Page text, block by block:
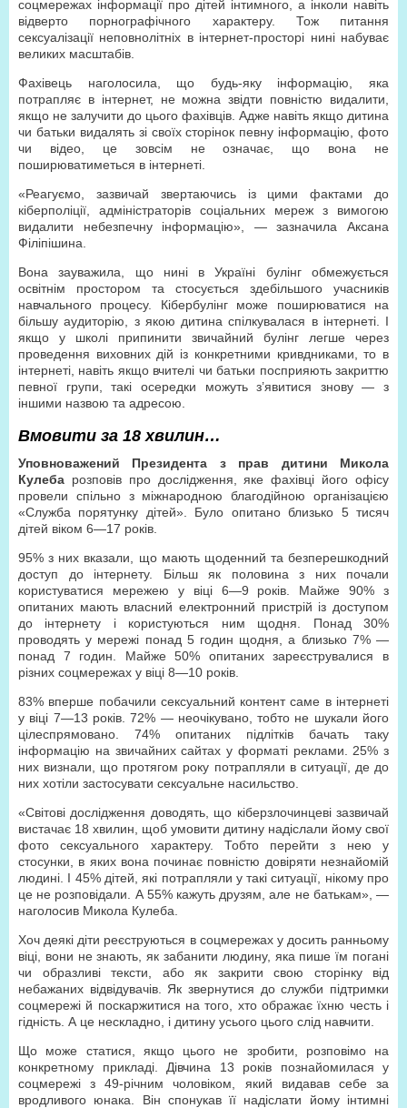
соцмережах інформації про дітей інтимного, а інколи навіть
відверто порнографічного характеру. Тож питання
сексуалізації неповнолітніх в інтернет-просторі нині набуває
великих масштабів.
Фахівець наголосила, що будь-яку інформацію, яка
потрапляє в інтернет, не можна звідти повністю видалити,
якщо не залучити до цього фахівців. Адже навіть якщо дитина
чи батьки видалять зі своїх сторінок певну інформацію, фото
чи відео, це зовсім не означає, що вона не
поширюватиметься в інтернеті.
«Реагуємо, зазвичай звертаючись із цими фактами до
кіберполіції, адміністраторів соціальних мереж з вимогою
видалити небезпечну інформацію», — зазначила Аксана
Філіпішина.
Вона зауважила, що нині в Україні булінг обмежується
освітнім простором та стосується здебільшого учасників
навчального процесу. Кібербулінг може поширюватися на
більшу аудиторію, з якою дитина спілкувалася в інтернеті. І
якщо у школі припинити звичайний булінг легше через
проведення виховних дій із конкретними кривдниками, то в
інтернеті, навіть якщо вчителі чи батьки посприяють закриттю
певної групи, такі осередки можуть з’явитися знову — з
іншими назвою та адресою.
Вмовити за 18 хвилин…
Уповноважений Президента з прав дитини Микола
Кулеба розповів про дослідження, яке фахівці його офісу
провели спільно з міжнародною благодійною організацією
«Служба порятунку дітей». Було опитано близько 5 тисяч
дітей віком 6—17 років.
95% з них вказали, що мають щоденний та безперешкодний
доступ до інтернету. Більш як половина з них почали
користуватися мережею у віці 6—9 років. Майже 90% з
опитаних мають власний електронний пристрій із доступом
до інтернету і користуються ним щодня. Понад 30%
проводять у мережі понад 5 годин щодня, а близько 7% —
понад 7 годин. Майже 50% опитаних зареєструвалися в
різних соцмережах у віці 8—10 років.
83% вперше побачили сексуальний контент саме в інтернеті
у віці 7—13 років. 72% — неочікувано, тобто не шукали його
цілеспрямовано. 74% опитаних підлітків бачать таку
інформацію на звичайних сайтах у форматі реклами. 25% з
них визнали, що протягом року потрапляли в ситуації, де до
них хотіли застосувати сексуальне насильство.
«Світові дослідження доводять, що кіберзлочинцеві зазвичай
вистачає 18 хвилин, щоб умовити дитину надіслали йому свої
фото сексуального характеру. Тобто перейти з нею у
стосунки, в яких вона починає повністю довіряти незнайомій
людині. І 45% дітей, які потрапляли у такі ситуації, нікому про
це не розповідали. А 55% кажуть друзям, але не батькам», —
наголосив Микола Кулеба.
Хоч деякі діти реєструються в соцмережах у досить ранньому
віці, вони не знають, як забанити людину, яка пише їм погані
чи образливі тексти, або як закрити свою сторінку від
небажаних відвідувачів. Як звернутися до служби підтримки
соцмережі й поскаржитися на того, хто ображає їхню честь і
гідність. А це нескладно, і дитину усього цього слід навчити.
Що може статися, якщо цього не зробити, розповімо на
конкретному прикладі. Дівчина 13 років познайомилася у
соцмережі з 49-річним чоловіком, який видавав себе за
вродливого юнака. Він спонукав її надіслати йому інтимні